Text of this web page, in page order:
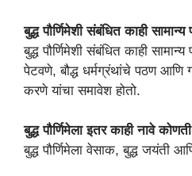
बुद्ध पौर्णिमेशी संबंधित काही
बुद्ध पौर्णिमेशी संबंधित काही
पेटवणे, बौद्ध धर्मग्रंथांचे पठण आणि
करणे यांचा समावेश होतो.
बुद्ध पौर्णिमेला इतर काही नावे
बुद्ध पौर्णिमेला वेसाक, बुद्ध जयंती